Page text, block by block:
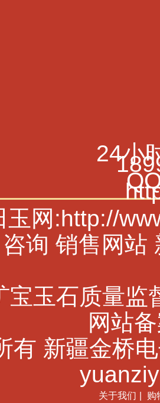
24小
玉网:http://
询 销售网站
宝玉石质量监
网站
有 新疆金桥
关于我们 购